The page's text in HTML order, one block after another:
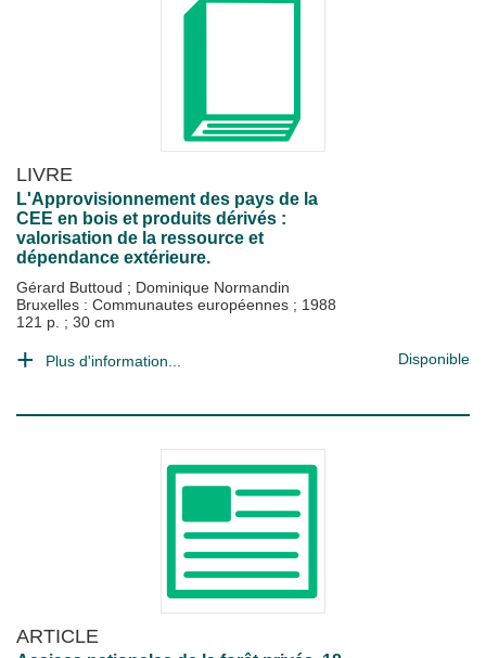
LIVRE
L'Approvisionnement des pays de la
CEE en bois et produits dérivés :
valorisation de la ressource et
dépendance extérieure.
Gérard Buttoud ; Dominique Normandin
Bruxelles : Communautes européennes ; 1988
121 p. ; 30 cm
Plus d'information... Disponible
ARTICLE